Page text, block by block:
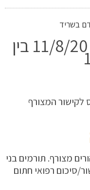
תתקיים ביום שלישי 11/8/20 בין
לקישור המצורף
17 עם אישור הורים מצורף. תורמים בני
סיכום רפואי חתום